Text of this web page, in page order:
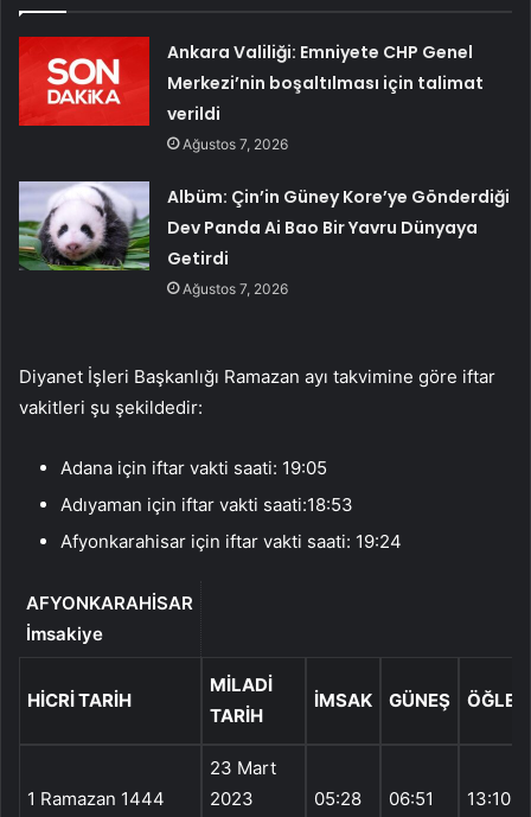
Ankara Valiliği: Emniyete CHP Genel
Merkezi’nin boşaltılması için talimat
verildi
Ağustos 7, 2026
Albüm: Çin’in Güney Kore’ye Gönderdiği
Dev Panda Ai Bao Bir Yavru Dünyaya
Getirdi
Ağustos 7, 2026
Diyanet İşleri Başkanlığı Ramazan ayı takvimine göre iftar
vakitleri şu şekildedir:
Adana için iftar vakti saati: 19:05
Adıyaman için iftar vakti saati:18:53
Afyonkarahisar için iftar vakti saati: 19:24
AFYONKARAHİSAR
İmsakiye
HICRI TARIH
MILADI
TARIH
İMSAK GÜNEŞ ÖĞLE
1 Ramazan 1444
23 Mart
2023
05:28 06:51 13:10